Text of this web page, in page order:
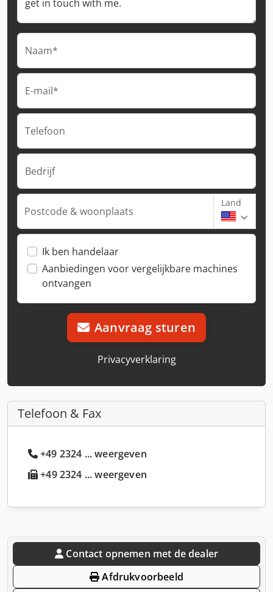
Naam*
E-mail*
Telefoon
Bedrijf
Postcode & woonplaats
Land
Ik ben handelaar
Aanbiedingen voor vergelijkbare machines
ontvangen
Aanvraag sturen
Privacyverklaring
Telefoon & Fax
+49 2324 ... weergeven
+49 2324 ... weergeven
Contact opnemen met de dealer
Afdrukvoorbeeld